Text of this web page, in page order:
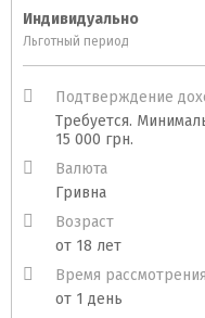
Индивидуально
Льготный период
Подтверждение
Требуется.
15 000 грн.
Валюта
Гривна
Возраст
от 18 лет
Время рассмотрения
от 1 день